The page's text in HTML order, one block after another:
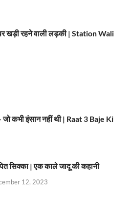
खड़ी रहने वाली लड़की | Station Wali
कभी इंसान नहीं थी | Raat 3 Baje Ki
सिक्का | एक काले जादू की कहानी
12, 2023